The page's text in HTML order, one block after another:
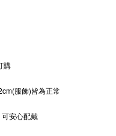
購
服飾)皆為正常
安心配戴